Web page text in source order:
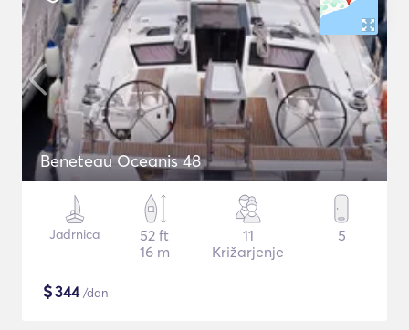
Beneteau Oceanis 48
Jadrnica
52 ft
16 m
11
Križarjenje
5
$344/dan